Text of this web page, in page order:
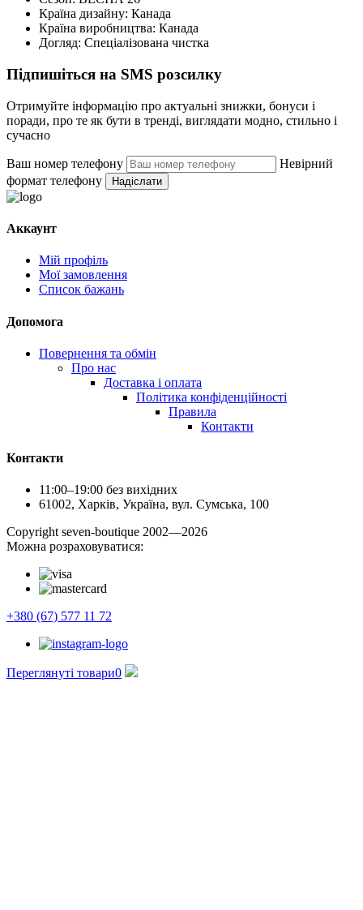
Країна дизайну: Канада
Країна виробництва: Канада
Догляд: Спеціалізована чистка
Підпишіться на SMS розсилку
Отримуйте інформацію про актуальні знижки, бонуси і
поради, про те як бути в тренді, виглядати модно, стильно і
сучасно
Ваш номер телефону
Невірний
формат телефону
Надіслати
Аккаунт
Мій профіль
Мої замовлення
Список бажань
Допомога
Повернення та обмін
Про нас
Доставка і оплата
Політика конфіденційності
Правила
Контакти
Контакти
11:00–19:00 без вихідних
61002, Харків, Україна, вул. Сумська, 100
Сopyright seven-boutique 2002—2026
Можна розраховуватися:
+380 (67) 577 11 72
Переглянуті товари0